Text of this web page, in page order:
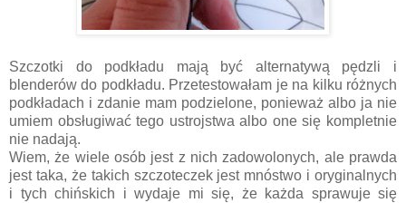
Szczotki do podkładu mają być alternatywą pędzli i
blenderów do podkładu. Przetestowałam je na kilku różnych
podkładach i zdanie mam podzielone, ponieważ albo ja nie
umiem obsługiwać tego ustrojstwa albo one się kompletnie
nie nadają.
Wiem, że wiele osób jest z nich zadowolonych, ale prawda
jest taka, że takich szczoteczek jest mnóstwo i oryginalnych
i tych chińskich i wydaje mi się, że każda sprawuje się